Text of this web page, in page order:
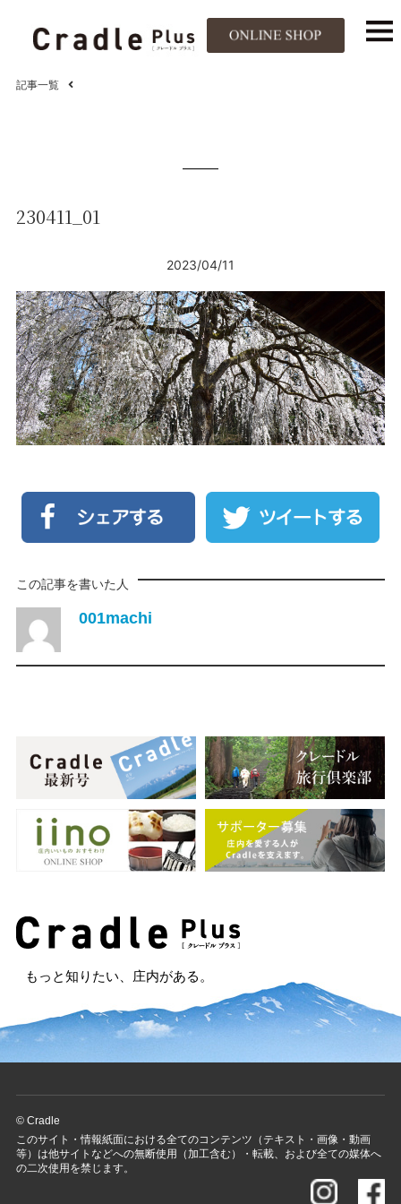
記事一覧
230411_01
2023/04/11
この記事を書いた人
001machi
もっと知りたい、庄内がある。
© Cradle
このサイト・情報紙面における全てのコンテンツ（テキスト・画像・動画
等）は他サイトなどへの無断使用（加工含む）・転載、および全ての媒体へ
の二次使用を禁じます。